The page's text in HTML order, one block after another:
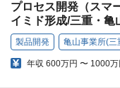
プロセス開発（スマ
イミド形成/三重・亀
製品開発 亀山事業所(三
年収 600万円 〜 1000万